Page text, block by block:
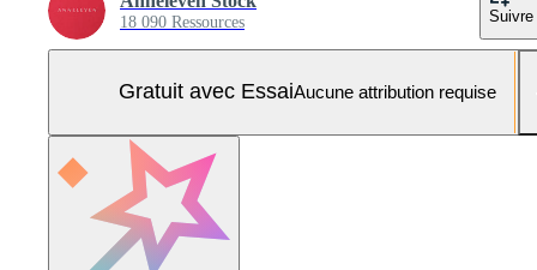
18 090 Ressources Suivre
Gratuit avec EssaiAucune attribution requise